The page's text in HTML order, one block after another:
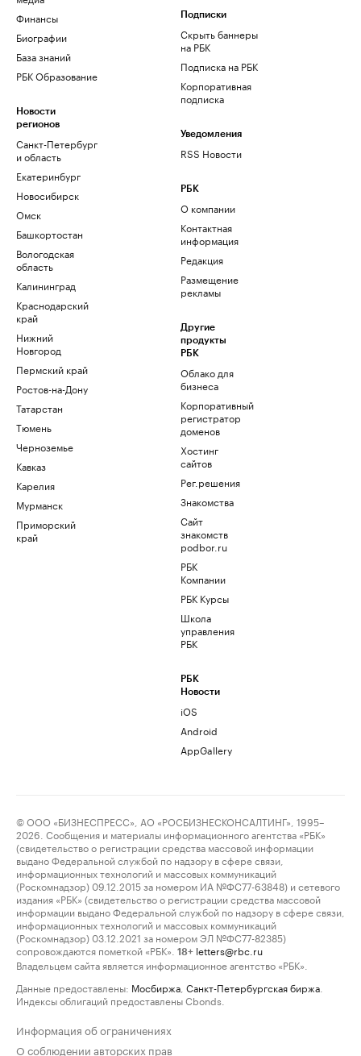
Финансы
Биографии
База знаний
РБК Образование
Новости
регионов
Санкт-Петербург
и область
Екатеринбург
Новосибирск
Омск
Башкортостан
Вологодская
область
Калининград
Краснодарский
край
Нижний
Новгород
Пермский край
Ростов-на-Дону
Татарстан
Тюмень
Черноземье
Кавказ
Карелия
Мурманск
Приморский
край
Подписки
Скрыть баннеры
на РБК
Подписка на РБК
Корпоративная
подписка
Уведомления
RSS Новости
РБК
О компании
Контактная
информация
Редакция
Размещение
рекламы
Другие
продукты
РБК
Облако для
бизнеса
Корпоративный
регистратор
доменов
Хостинг
сайтов
Рег.решения
Знакомства
Сайт
знакомств
podbor.ru
РБК
Компании
РБК Курсы
Школа
управления
РБК
РБК
Новости
iOS
Android
AppGallery
© ООО «БИЗНЕСПРЕСС», АО «РОСБИЗНЕСКОНСАЛТИНГ», 1995–
2026. Сообщения и материалы информационного агентства «РБК»
(свидетельство о регистрации средства массовой информации
выдано Федеральной службой по надзору в сфере связи,
информационных технологий и массовых коммуникаций
(Роскомнадзор) 09.12.2015 за номером ИА №ФС77-63848) и сетевого
издания «РБК» (свидетельство о регистрации средства массовой
информации выдано Федеральной службой по надзору в сфере связи,
информационных технологий и массовых коммуникаций
(Роскомнадзор) 03.12.2021 за номером ЭЛ №ФС77-82385)
сопровождаются пометкой «РБК».
18+ letters@rbc.ru
Владельцем сайта является информационное агентство «РБК».
Данные предоставлены: Мосбиржа Санкт-Петербургская биржа
Индексы облигаций предоставлены Cbonds.
Информация об ограничениях
О соблюдении авторских прав